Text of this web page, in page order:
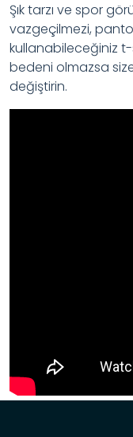
Şık tarzı ve spor
vazgeçilmezi,
kullanabileceğiniz
bedeni olmazsa
değiştirin.